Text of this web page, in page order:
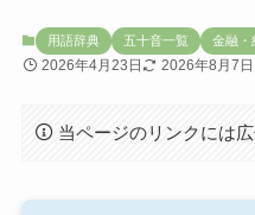
用語辞典 五十音一覧 金融・
2026年4月23日 2026年8月7日
当ページのリンクには